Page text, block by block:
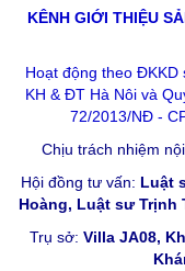
KÊNH GIỚI THIỆU
Hoạt động theo
KH & ĐT Hà Nôi và
72/2013/NĐ -
Chịu trách nhiệm
Hội đồng tư vấn: Luật
Hoàng, Luật sư
Trụ sở: Villa JA08,